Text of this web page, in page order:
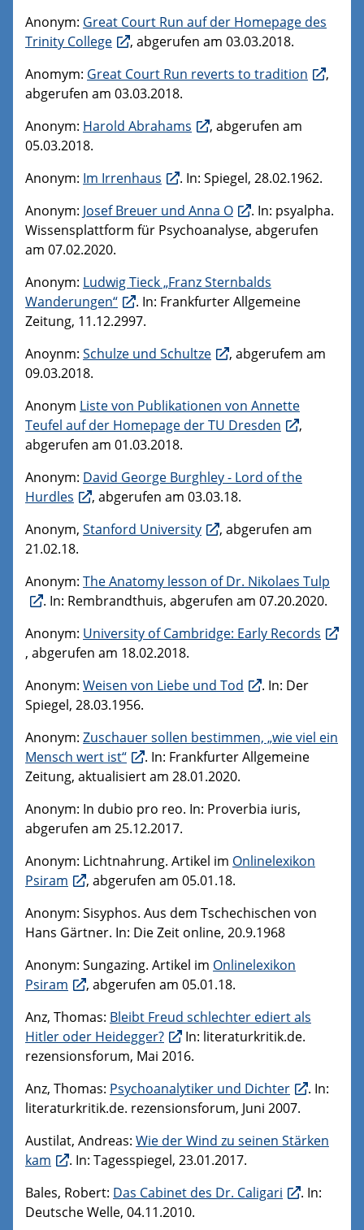
Anonym: Great Court Run auf der Homepage des
Trinity College
, abgerufen am 03.03.2018.
Anomym: Great Court Run reverts to tradition
,
abgerufen am 03.03.2018.
Anonym: Harold Abrahams
, abgerufen am
05.03.2018.
Anonym: Im Irrenhaus
. In: Spiegel, 28.02.1962.
Anonym: Josef Breuer und Anna O
. In: psyalpha.
Wissensplattform für Psychoanalyse, abgerufen
am 07.02.2020.
Anonym: Ludwig Tieck „Franz Sternbalds
Wanderungen“
. In: Frankfurter Allgemeine
Zeitung, 11.12.2997.
Anoynm: Schulze und Schultze
, abgerufem am
09.03.2018.
Anonym Liste von Publikationen von Annette
Teufel auf der Homepage der TU Dresden
,
abgerufen am 01.03.2018.
Anonym: David George Burghley - Lord of the
Hurdles
, abgerufen am 03.03.18.
Anonym, Stanford University
, abgerufen am
21.02.18.
Anonym: The Anatomy lesson of Dr. Nikolaes Tulp
. In: Rembrandthuis, abgerufen am 07.20.2020.
Anonym: University of Cambridge: Early Records
, abgerufen am 18.02.2018.
Anonym: Weisen von Liebe und Tod
. In: Der
Spiegel, 28.03.1956.
Anonym: Zuschauer sollen bestimmen, „wie viel ein
Mensch wert ist“
. In: Frankfurter Allgemeine
Zeitung, aktualisiert am 28.01.2020.
Anonym: In dubio pro reo. In: Proverbia iuris,
abgerufen am 25.12.2017.
Anonym: Lichtnahrung. Artikel im Onlinelexikon
Psiram
, abgerufen am 05.01.18.
Anonym: Sisyphos. Aus dem Tschechischen von
Hans Gärtner. In: Die Zeit online, 20.9.1968
Anonym: Sungazing. Artikel im Onlinelexikon
Psiram
, abgerufen am 05.01.18.
Anz, Thomas: Bleibt Freud schlechter ediert als
Hitler oder Heidegger?
In: literaturkritik.de.
rezensionsforum, Mai 2016.
Anz, Thomas: Psychoanalytiker und Dichter
. In:
literaturkritik.de. rezensionsforum, Juni 2007.
Austilat, Andreas: Wie der Wind zu seinen Stärken
kam
. In: Tagesspiegel, 23.01.2017.
Bales, Robert: Das Cabinet des Dr. Caligari
. In:
Deutsche Welle, 04.11.2010.